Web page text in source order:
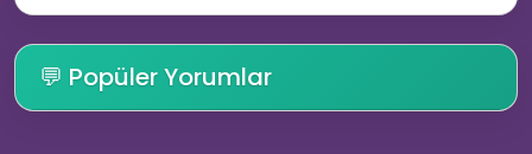
💬 Popüler Yorumlar